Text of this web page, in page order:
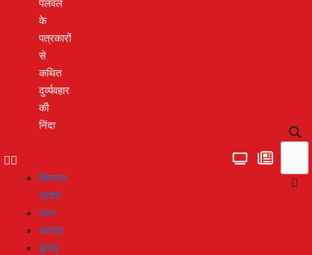
पलवल
के
पत्रकारों
से
कथित
दुर्व्यवहार
की
निंदा
हिमाचल
प्रदेश
ऊना
कांगड़ा
कुल्लू